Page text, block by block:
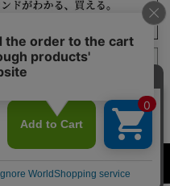
プライバシーガイドライン